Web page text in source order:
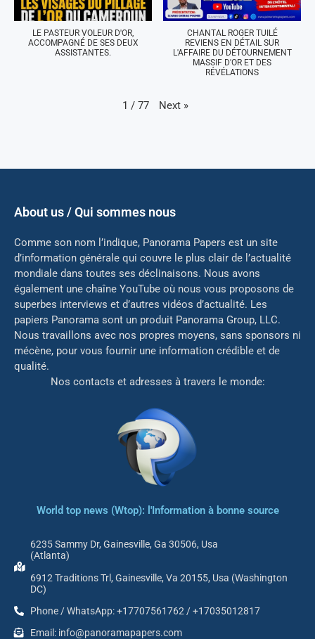
LE PASTEUR VOLEUR D'OR,
ACCOMPAGNÉ DE SES DEUX
ASSISTANTES.
CHANTAL ROGER TUILÉ
REVIENS EN DÉTAIL SUR
L'AFFAIRE DU DÉTOURNEMENT
MASSIF D'OR ET DES
RÉVÉLATIONS
1 / 77 Next »
About us / Qui sommes nous
Comme son nom l’indique, Panorama Papers est un site
d’information générale qui couvre le plus clair de l’actualité
mondiale dans toutes ses déclinaisons. Nous avons
également une chaîne YouTube où nous vous proposons de
superbes interviews et d’autres vidéos d’actualité. Les
papiers Panorama sont un produit Panorama Group, LLC.
Nous travaillons avec nos propres moyens, sans sponsors ni
mécène, pour vous fournir une information crédible et de
qualité.
Nos contacts et adresses à travers le monde:
World top news (Wtop): l'Information à bonne source
6235 Sammy Dr, Gainesville, Ga 30506, Usa
(Atlanta)
6912 Traditions Trl, Gainesville, Va 20155, Usa (Washington
DC)
Phone / WhatsApp: +17707561762 / +17035012817
Email: info@panoramapapers.com